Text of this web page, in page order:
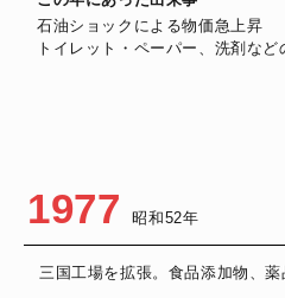
石油ショックによる物価急上昇
トイレット・ペーパー、洗剤な
1977 昭和52年
三国工場を拡張。食品添加物、薬